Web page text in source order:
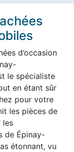
d’occasion
le spécialiste
en étant sûr
pour votre
les pièces de
les
de Épinay-
étonnant, vu